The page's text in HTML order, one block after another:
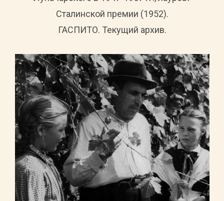
Сталинской премии (1952).
ГАСПИТО. Текущий архив.